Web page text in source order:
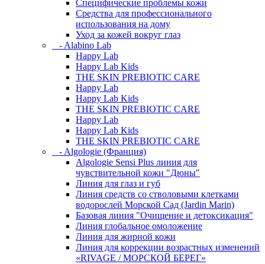
Специфические проблемы кожи
Средства для профессионального
использования на дому
Уход за кожей вокруг глаз
- Alabino Lab
Happy Lab
Happy Lab Kids
THE SKIN PREBIOTIC CARE
Happy Lab
Happy Lab Kids
THE SKIN PREBIOTIC CARE
Happy Lab
Happy Lab Kids
THE SKIN PREBIOTIC CARE
- Algologie (Франция)
Algologie Sensi Plus линия для
чувcтвительной кожи "Дюны"
Линия для глаз и губ
Линия средств со стволовыми клетками
водорослей Морской Сад (Jardin Marin)
Базовая линия "Очищение и детоксикация"
Линия глобальное омоложение
Линия для жирной кожи
Линия для коррекции возрастных изменений
«RIVAGE / МОРСКОЙ БЕРЕГ»